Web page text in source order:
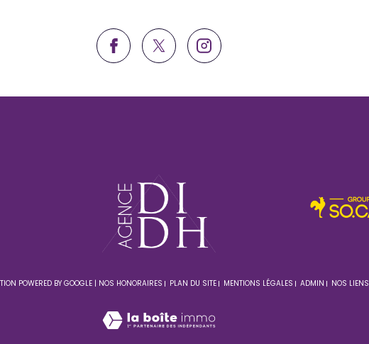
POWERED BY GOOGLE | NOS HONORAIRES PLAN DU SITE MENTIONS LÉGALES ADMIN NOS LIENS